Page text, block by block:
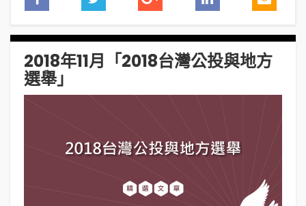
2018年11月「2018台灣公投與地方
選舉」